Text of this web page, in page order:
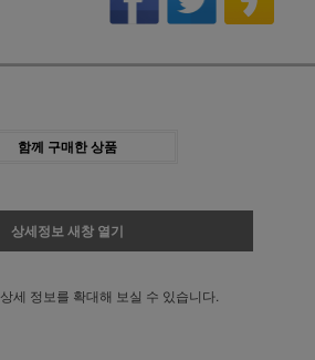
함께 구매한 상품
상세정보 새창 열기
상세 정보를 확대해 보실 수 있습니다.